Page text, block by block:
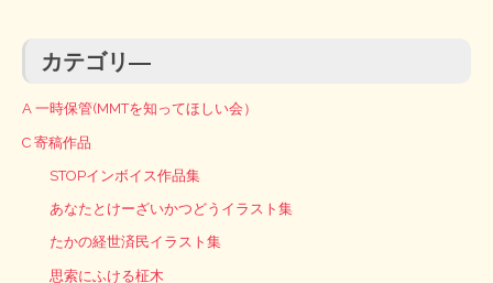
カテゴリ―
A 一時保管(MMTを知ってほしい会）
C 寄稿作品
STOPインボイス作品集
あなたとけーざいかつどうイラスト集
たかの経世済民イラスト集
思索にふける柾木